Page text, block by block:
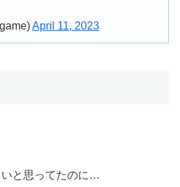
April 11, 2023
と思ってたのに…